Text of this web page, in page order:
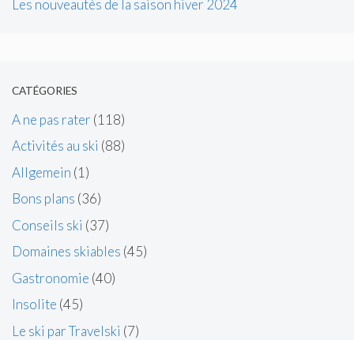
Les nouveautés de la saison hiver 2024
CATÉGORIES
A ne pas rater (118)
Activités au ski (88)
Allgemein (1)
Bons plans (36)
Conseils ski (37)
Domaines skiables (45)
Gastronomie (40)
Insolite (45)
Le ski par Travelski (7)